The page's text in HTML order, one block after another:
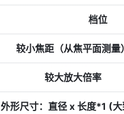
档位
较小焦距（从焦平面测量）
较大放大倍率
外形尺寸：直径 x 长度*1 (